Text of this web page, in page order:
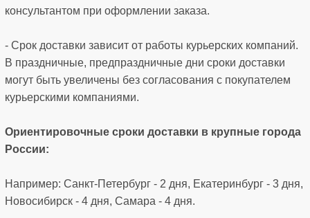
консультантом при оформлении заказа.
- Срок доставки зависит от работы курьерских компаний.
В праздничные, предпраздничные дни сроки доставки
могут быть увеличены без согласования с покупателем
курьерскими компаниями.
Ориентировочные сроки доставки в крупные города
России:
Например: Санкт-Петербург - 2 дня, Екатеринбург - 3 дня,
Новосибирск - 4 дня, Самара - 4 дня.